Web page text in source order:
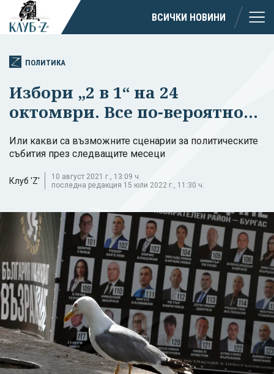
ВСИЧКИ НОВИНИ
ПОЛИТИКА
Избори „2 в 1“ на 24
октомври. Все по-вероятно...
Или какви са възможните сценарии за политическите
събития през следващите месеци
Клуб 'Z'
10 август 2021 г., 13:09 ч.
последна редакция 15 юли 2022 г., 11:30 ч.